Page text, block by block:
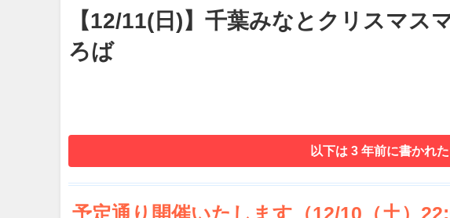
【12/11(日)】千葉みなとクリスマ
ろば
以下は 3 年前に書かれ
予定通り開催いたします（12/10（土）